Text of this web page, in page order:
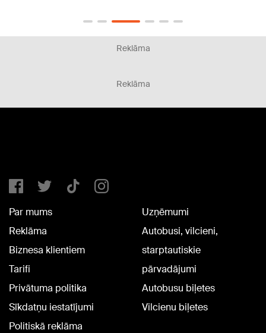
Reklāma
Reklāma
Par mums
Reklāma
Biznesa klientiem
Tarifi
Privātuma politika
Sīkdatņu iestatījumi
Politiskā reklāma
Uzņēmumi
Autobusi, vilcieni,
starptautiskie
pārvadājumi
Autobusu biļetes
Vilcienu biļetes